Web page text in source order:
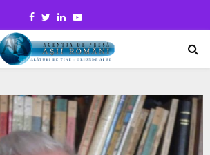
Facebook
TwitterLinkedinYoutube